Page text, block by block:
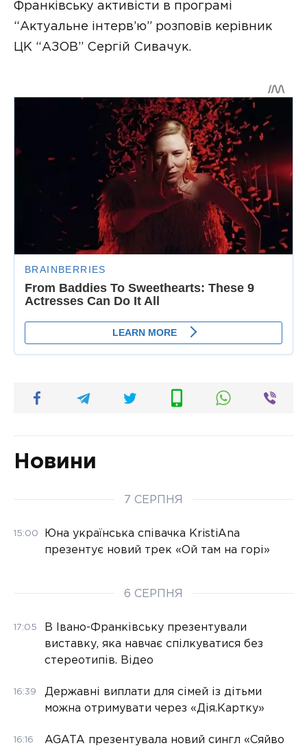
Франківську активісти в програмі
“Актуальне інтерв’ю” розповів керівник
ЦК “АЗОВ” Сергій Сивачук.
Новини
7 СЕРПНЯ
15:00
Юна українська співачка KristiAna
презентує новий трек «Ой там на горі»
6 СЕРПНЯ
17:05
В Івано-Франківську презентували
виставку, яка навчає спілкуватися без
стереотипів. Відео
16:39
Державні виплати для сімей із дітьми
можна отримувати через «Дія.Картку»
16:16
AGATA презентувала новий сингл «Сяйво